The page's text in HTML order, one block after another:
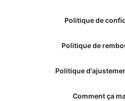
Politique de
Politique de
Politique
Comment ça